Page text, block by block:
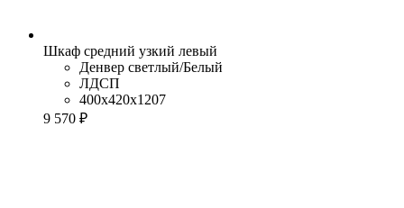
Шкаф средний узкий левый
Денвер светлый/Белый
ЛДСП
400x420x1207
9 570 ₽